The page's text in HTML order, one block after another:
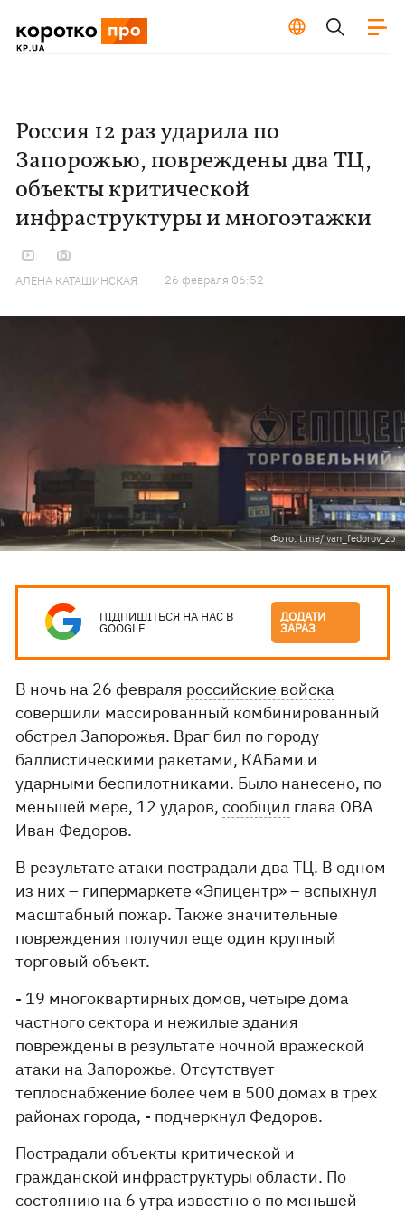
Россия 12 раз ударила по
Запорожью, повреждены два ТЦ,
объекты критической
инфраструктуры и многоэтажки
АЛЕНА КАТАШИНСКАЯ 26 февраля 06:52
Фото: t.me/ivan_fedorov_zp
ПІДПИШІТЬСЯ НА НАС В
GOOGLE
ДОДАТИ
ЗАРАЗ
В ночь на 26 февраля российские войска
совершили массированный комбинированный
обстрел Запорожья. Враг бил по городу
баллистическими ракетами, КАБами и
ударными беспилотниками. Было нанесено, по
меньшей мере, 12 ударов,сообщил глава ОВА
Иван Федоров.
В результате атаки пострадали два ТЦ. В одном
из них – гипермаркете «Эпицентр» – вспыхнул
масштабный пожар. Также значительные
повреждения получил еще один крупный
торговый объект.
- 19 многоквартирных домов, четыре дома
частного сектора и нежилые здания
повреждены в результате ночной вражеской
атаки на Запорожье. Отсутствует
теплоснабжение более чем в 500 домах в трех
районах города, - подчеркнул Федоров.
Пострадали объекты критической и
гражданской инфраструктуры области. По
состоянию на 6 утра известно о по меньшей